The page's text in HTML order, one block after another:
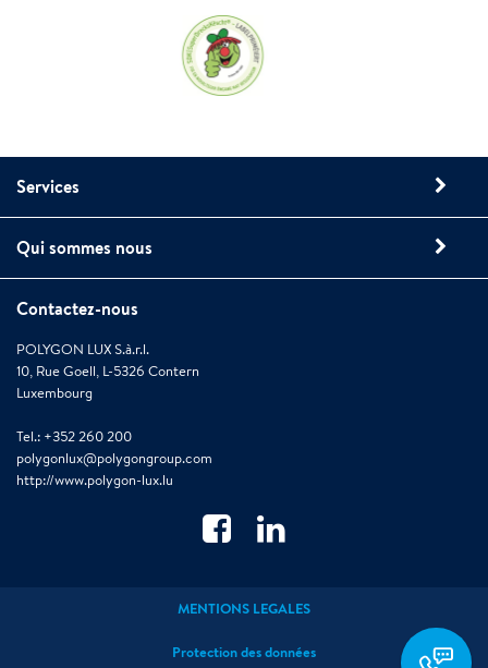
Services
Qui sommes nous
Contactez-nous
POLYGON LUX S.à.r.l.
10, Rue Goell, L-5326 Contern
Luxembourg
Tel.: +352 260 200
polygonlux@polygongroup.com
http://www.polygon-lux.lu
MENTIONS LEGALES
Protection des données